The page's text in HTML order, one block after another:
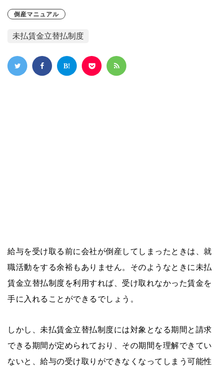
倒産マニュアル
未払賃金立替払制度
給与を受け取る前に会社が倒産してしまったときは、就
職活動をする余裕もありません。そのようなときに未払
賃金立替払制度を利用すれば、受け取れなかった賃金を
手に入れることができるでしょう。
しかし、未払賃金立替払制度には対象となる期間と請求
できる期間が定められており、その期間を理解できてい
ないと、給与の受け取りができなくなってしまう可能性